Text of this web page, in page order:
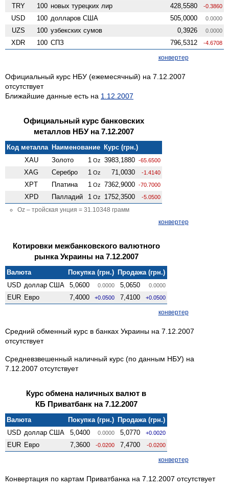
TRY 100 новых турецких лир 428,5580 -0.3860
USD 100 долларов США 505,0000 0.0000
UZS 100 узбекских сумов 0,3926 0.0000
XDR 100 СПЗ 796,5312 -4.6708
конвертер
Официальный курс НБУ (ежемесячный) на 7.12.2007
отсутствует
Ближайшие данные есть на 1.12.2007
Официальный курс банковских
металлов НБУ на 7.12.2007
Код металла Наименование Курс (грн.)
XAU
Золото 1 Oz 3983,1880 -65.6500
XAG Серебро 1 Oz 71,0030 -1.4140
XPT Платина 1 Oz 7362,9000 -70.7000
XPD Палладий 1 Oz 1752,3500 -5.0500
Oz – тройская унция = 31.10348 грамм
конвертер
Котировки межбанковского валютного
рынка Украины на 7.12.2007
Валюта Покупка (грн.) Продажа (грн.)
USD доллар США 5,0600 0.0000 5,0650 0.0000
EUR Евро 7,4000 +0.0500 7,4100 +0.0500
конвертер
Средний обменный курс в банках Украины на 7.12.2007
отсутствует
Средневзвешенный наличный курс (по данным НБУ) на
7.12.2007 отсутствует
Курс обмена наличных валют в
КБ Приватбанк на 7.12.2007
Валюта Покупка (грн.) Продажа (грн.)
USD доллар США 5,0400 0.0000 5,0770 +0.0020
EUR Евро 7,3600 -0.0200 7,4700 -0.0200
конвертер
Конвертация по картам Приватбанка на 7.12.2007 отсутствует